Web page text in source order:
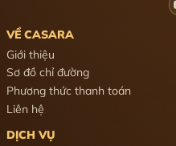
VỀ CASARA
Giới thiệu
Sơ đồ chỉ đường
Phương thức thanh toán
Liên hệ
DỊCH VỤ